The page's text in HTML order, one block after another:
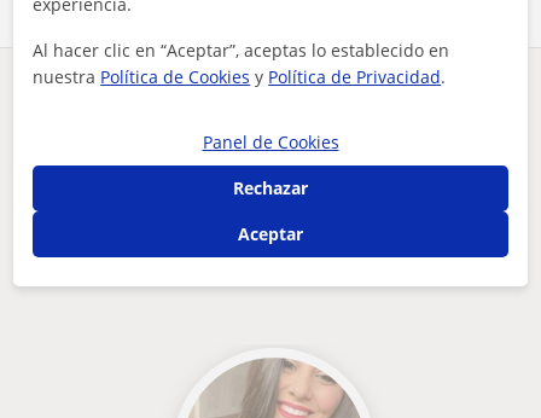
Tus clases particulares Primaria Alicante
Petrer
niñera y dar apoyo con los deberes de niños de primaria y de...
Otros profesores de Primaria en Petrer
que pueden interesarte
Al hacer clic en “Aceptar”, aceptas lo establecido en
nuestra Política de Cookies y Política de Privacidad.
Panel de Cookies
Rechazar
Aceptar